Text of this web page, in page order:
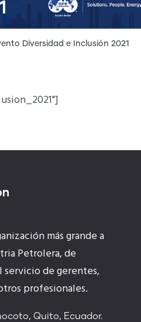
Diversidad e Inclusión 2021
más grande a
Petrolera, de
servicio de gerentes,
profesionales.
Quito, Ecuador.